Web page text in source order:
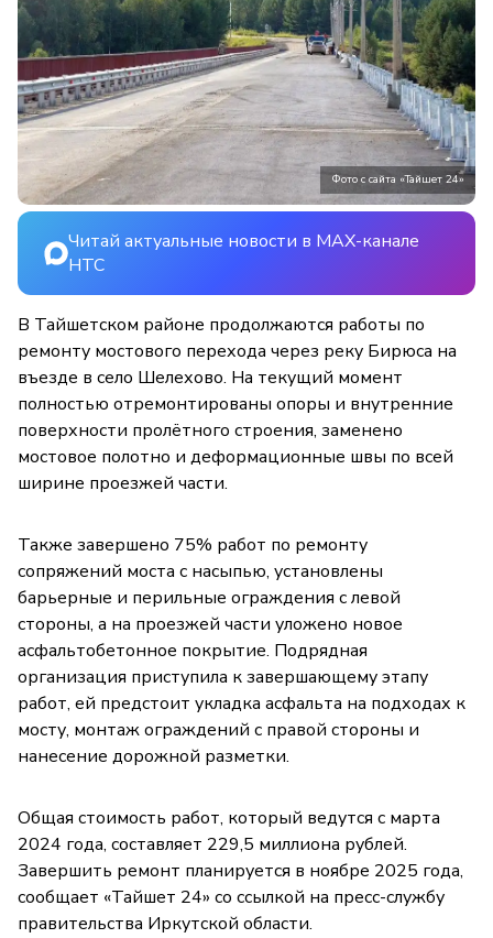
Фото с сайта «Тайшет 24»
Читай актуальные новости в MAX-канале
НТС
В Тайшетском районе продолжаются работы по
ремонту мостового перехода через реку Бирюса на
въезде в село Шелехово. На текущий момент
полностью отремонтированы опоры и внутренние
поверхности пролётного строения, заменено
мостовое полотно и деформационные швы по всей
ширине проезжей части.
Также завершено 75% работ по ремонту
сопряжений моста с насыпью, установлены
барьерные и перильные ограждения с левой
стороны, а на проезжей части уложено новое
асфальтобетонное покрытие. Подрядная
организация приступила к завершающему этапу
работ, ей предстоит укладка асфальта на подходах к
мосту, монтаж ограждений с правой стороны и
нанесение дорожной разметки.
Общая стоимость работ, который ведутся с марта
2024 года, составляет 229,5 миллиона рублей.
Завершить ремонт планируется в ноябре 2025 года,
сообщает «Тайшет 24» со ссылкой на пресс-службу
правительства Иркутской области.